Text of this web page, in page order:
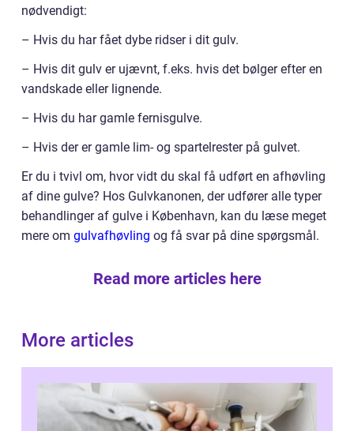
nødvendigt:
– Hvis du har fået dybe ridser i dit gulv.
– Hvis dit gulv er ujævnt, f.eks. hvis det bølger efter en
vandskade eller lignende.
– Hvis du har gamle fernisgulve.
– Hvis der er gamle lim- og spartelrester på gulvet.
Er du i tvivl om, hvor vidt du skal få udført en afhøvling
af dine gulve? Hos Gulvkanonen, der udfører alle typer
behandlinger af gulve i København, kan du læse meget
mere om gulvafhøvling og få svar på dine spørgsmål.
Read more articles here
More articles